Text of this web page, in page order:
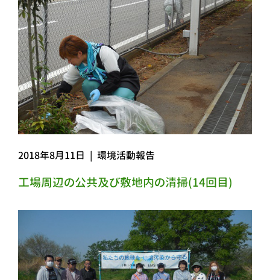
2018年8月11日 | 環境活動報告
工場周辺の公共及び敷地内の清掃(14回目)